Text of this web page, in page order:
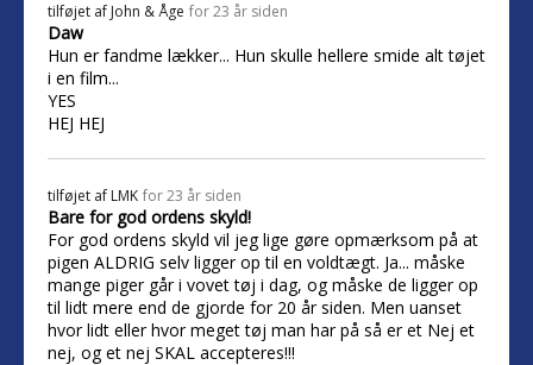
tilføjet af John & Åge for 23 år siden
Daw
Hun er fandme lækker... Hun skulle hellere smide alt tøjet
i en film...
YES
HEJ HEJ
tilføjet af LMK for 23 år siden
Bare for god ordens skyld!
For god ordens skyld vil jeg lige gøre opmærksom på at
pigen ALDRIG selv ligger op til en voldtægt. Ja... måske
mange piger går i vovet tøj i dag, og måske de ligger op
til lidt mere end de gjorde for 20 år siden. Men uanset
hvor lidt eller hvor meget tøj man har på så er et Nej et
nej, og et nej SKAL accepteres!!!